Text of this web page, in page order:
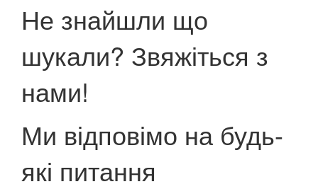
Не знайшли що
шукали? Звяжіться з
нами!
Ми відповімо на будь-
які питання